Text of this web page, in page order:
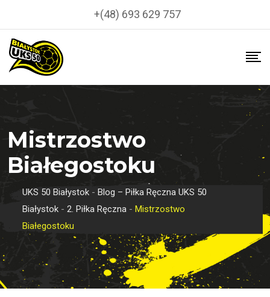
content
+(48) 693 629 757
Mistrzostwo
Białegostoku
UKS 50 Białystok - Blog – Piłka Ręczna UKS 50
Białystok - 2. Piłka Ręczna - Mistrzostwo
Białegostoku